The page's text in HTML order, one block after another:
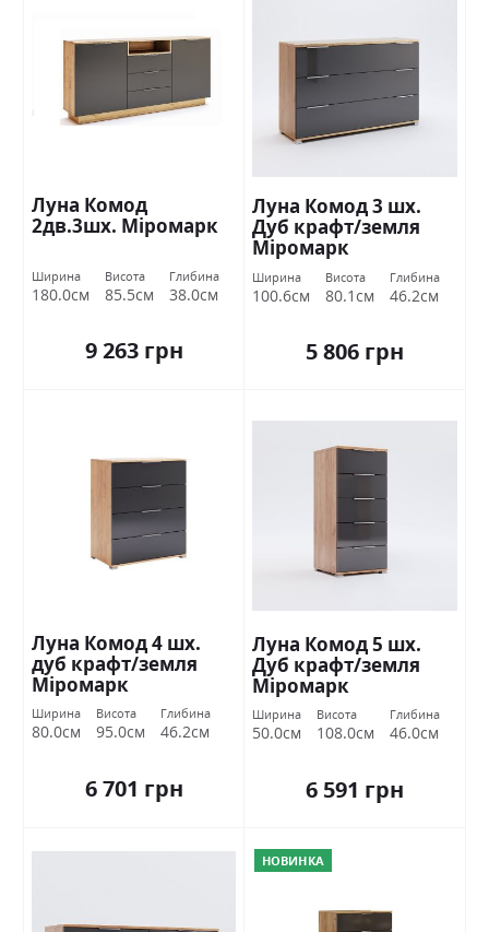
Луна Комод
2дв.3шх. Міромарк
Ширина
180.0см
Висота
85.5см
Глибина
38.0см
9 263 грн
Луна Комод 3 шх.
Дуб крафт/земля
Міромарк
Ширина
100.6см
Висота
80.1см
Глибина
46.2см
5 806 грн
Луна Комод 4 шх.
дуб крафт/земля
Міромарк
Ширина
80.0см
Висота
95.0см
Глибина
46.2см
6 701 грн
Луна Комод 5 шх.
Дуб крафт/земля
Міромарк
Ширина
50.0см
Висота
108.0см
Глибина
46.0см
6 591 грн
НОВИНКА